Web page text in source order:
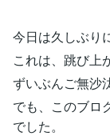
今日は久しぶり
これは、跳び上
ずいぶんご無沙
でも、このブロ
でした。